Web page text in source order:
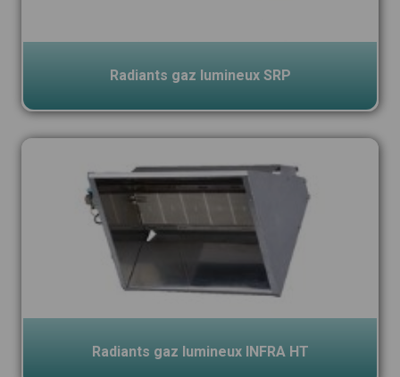
Radiants gaz lumineux SRP
Radiants gaz lumineux INFRA HT